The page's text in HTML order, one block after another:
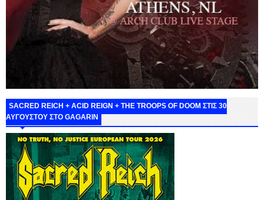
SACRED REICH + ACID REIGN + THE TROOPS OF DOOM ΣΤΙΣ 30
ΑΥΓΟΥΣΤΟΥ ΣΤΟ GAGARIN